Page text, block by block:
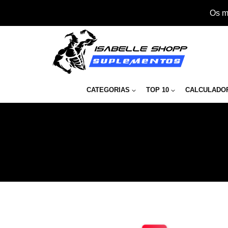
Os
CATEGORIAS TOP 10